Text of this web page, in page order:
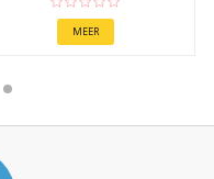
MEER